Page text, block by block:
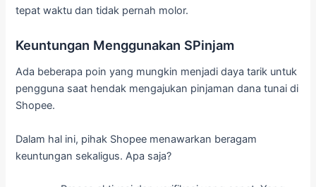
tepat waktu dan tidak pernah molor.
Keuntungan Menggunakan SPinjam
Ada beberapa poin yang mungkin menjadi daya tarik untuk
pengguna saat hendak mengajukan pinjaman dana tunai di
Shopee.
Dalam hal ini, pihak Shopee menawarkan beragam
keuntungan sekaligus. Apa saja?